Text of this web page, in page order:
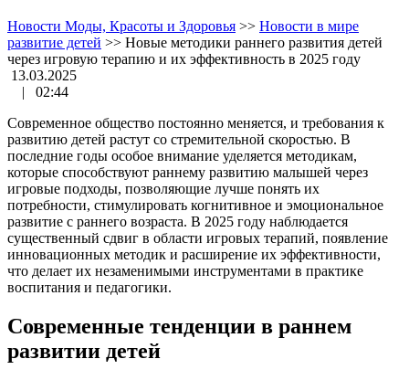
Новости Моды, Красоты и Здоровья >> Новости в мире
развитие детей >> Новые методики раннего развития детей
через игровую терапию и их эффективность в 2025 году
13.03.2025
|
02:44
Современное общество постоянно меняется, и требования к
развитию детей растут со стремительной скоростью. В
последние годы особое внимание уделяется методикам,
которые способствуют раннему развитию малышей через
игровые подходы, позволяющие лучше понять их
потребности, стимулировать когнитивное и эмоциональное
развитие с раннего возраста. В 2025 году наблюдается
существенный сдвиг в области игровых терапий, появление
инновационных методик и расширение их эффективности,
что делает их незаменимыми инструментами в практике
воспитания и педагогики.
Современные тенденции в раннем
развитии детей